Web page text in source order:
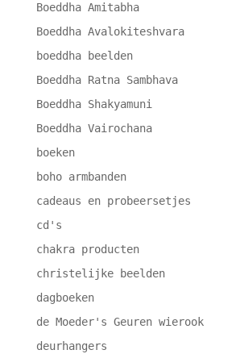
Boeddha Amitabha
Boeddha Avalokiteshvara
boeddha beelden
Boeddha Ratna Sambhava
Boeddha Shakyamuni
Boeddha Vairochana
boeken
boho armbanden
cadeaus en probeersetjes
cd's
chakra producten
christelijke beelden
dagboeken
de Moeder's Geuren wierook
deurhangers